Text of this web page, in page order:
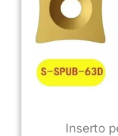
Inserto